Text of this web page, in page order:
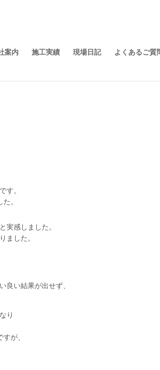
案内 施工実績 現場日記 よくあるご質
す。
。
実感しました。
ました。
良い結果が出せず、
り
が、